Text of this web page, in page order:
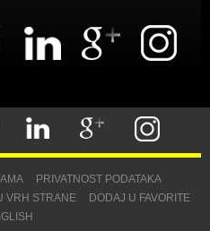
PRIVATNOST PODATAKA
VRH STRANE
DODAJ U FAVORITE